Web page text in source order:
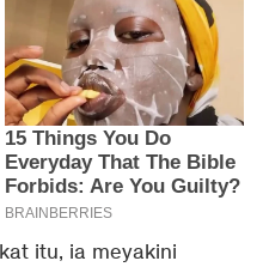
itu, ia meyakini